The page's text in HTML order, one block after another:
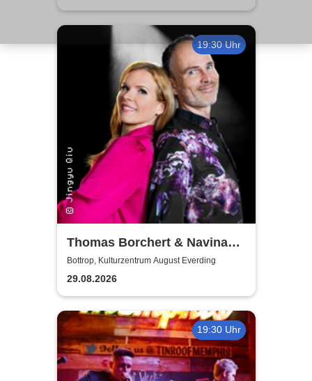
19:30 Uhr
Thomas Borchert & Navina
Heyne - Mr. & Mrs. Musical
Bottrop, Kulturzentrum August Everding
29.08.2026
19:30 Uhr